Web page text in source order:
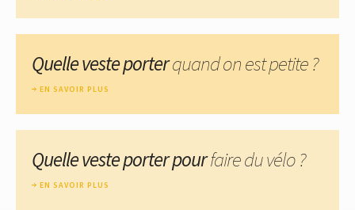
Quelle veste porterquand on est petite ?
EN SAVOIR PLUS
Quelle veste porter pourfaire du vélo ?
EN SAVOIR PLUS